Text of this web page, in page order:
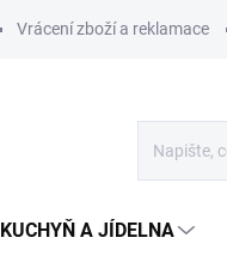
Vrácení zboží a reklamace
KUCHYŇ A JÍDELNA